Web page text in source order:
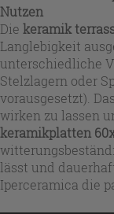
Nutzen
Die keramik
Langlebigkeit
unterschiedliche
Stelzlagern oder
vorausgesetzt).
wirken zu lassen
keramikplatten
lässt und
Iperceramica die